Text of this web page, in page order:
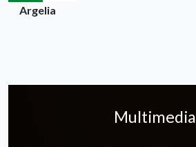
Argelia
Multimedia